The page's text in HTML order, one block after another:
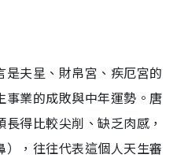
夫星、財帛宮、疾厄宮的
事業的成敗與中年運勢。唐
得比較尖削、缺乏肉感，
，往往代表這個人天生審